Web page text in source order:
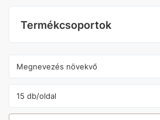
Termékcsoportok